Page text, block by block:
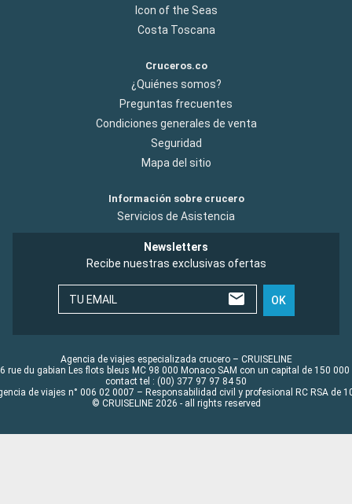
Icon of the Seas
Costa Toscana
Cruceros.co
¿Quiénes somos?
Preguntas frecuentes
Condiciones generales de venta
Seguridad
Mapa del sitio
Información sobre crucero
Servicios de Asistencia
Newsletters
Recibe nuestras exclusivas ofertas
TU EMAIL OK
Agencia de viajes especializada crucero – CRUISELINE
rue du gabian Les flots bleus MC 98 000 Monaco SAM con un capital de 150 000
contact tel : (00) 377 97 97 84 50
de viajes n° 006 02 0007 – Responsabilidad civil y profesional RC RSA de
© CRUISELINE 2026 - all rights reserved